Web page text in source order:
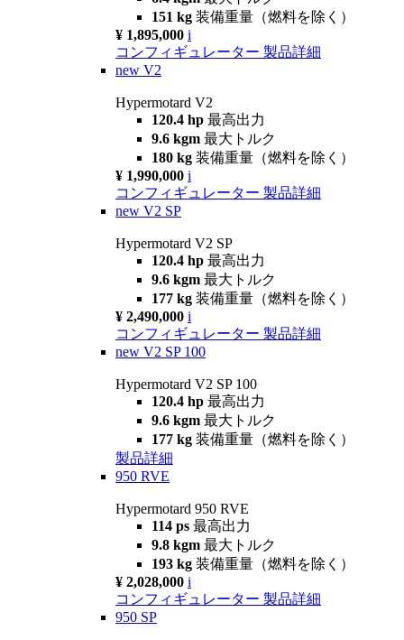
151 kg 装備重量（燃料を除く）
¥ 1,895,000 i
コンフィギュレーター 製品詳細
new V2
Hypermotard V2
120.4 hp 最高出力
9.6 kgm 最大トルク
180 kg 装備重量（燃料を除く）
¥ 1,990,000 i
コンフィギュレーター 製品詳細
new V2 SP
Hypermotard V2 SP
120.4 hp 最高出力
9.6 kgm 最大トルク
177 kg 装備重量（燃料を除く）
¥ 2,490,000 i
コンフィギュレーター 製品詳細
new V2 SP 100
Hypermotard V2 SP 100
120.4 hp 最高出力
9.6 kgm 最大トルク
177 kg 装備重量（燃料を除く）
製品詳細
950 RVE
Hypermotard 950 RVE
114 ps 最高出力
9.8 kgm 最大トルク
193 kg 装備重量（燃料を除く）
¥ 2,028,000 i
コンフィギュレーター 製品詳細
950 SP